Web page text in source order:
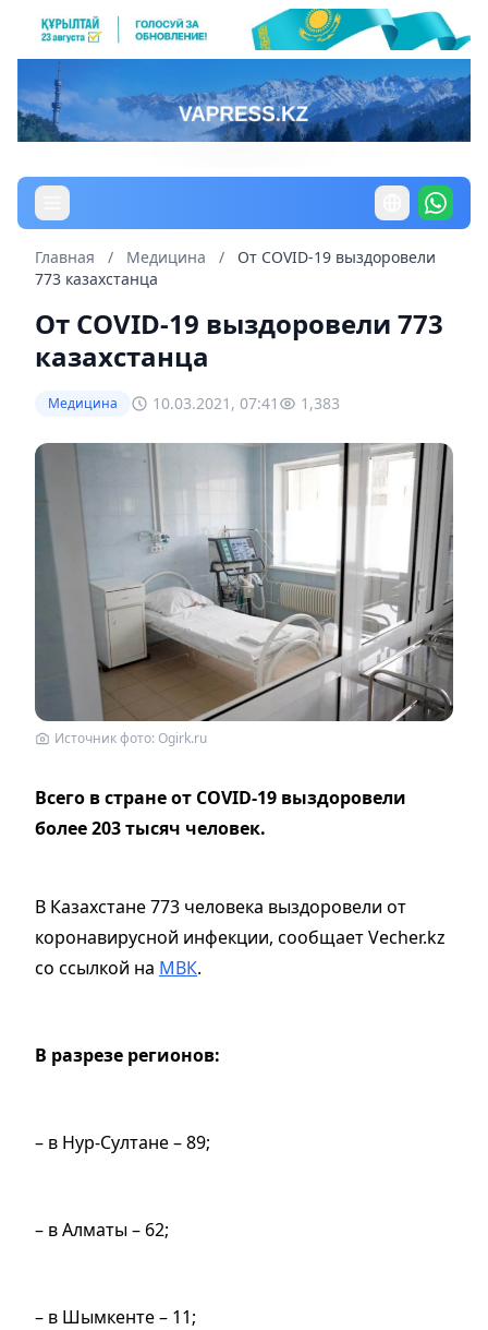
Главная / Медицина /
От COVID-19 выздоровели
773 казахстанца
От COVID-19 выздоровели 773
казахстанца
Медицина 10.03.2021, 07:41 1,383
Источник фото: Ogirk.ru
Всего в стране от COVID-19 выздоровели
более 203 тысяч человек.
В Казахстане 773 человека выздоровели от
коронавирусной инфекции, сообщает Vecher.kz
со ссылкой на МВК.
В разрезе регионов:
– в Нур-Султане – 89;
– в Алматы – 62;
– в Шымкенте – 11;